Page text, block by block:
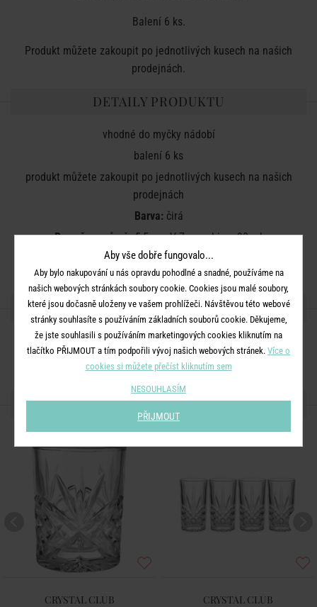
Balení 6 ks.
Produkt můžete zakoupit po jednotlivých kusech na našich
prodejnách.
DETAILY PRODUKTU
vhodné do myčky nádobí
balení 6 ks
produkt můžete zakoupit po jednotlivých kusech na našich
prodejnách
Barva:čirá
Rozměry:průměr 5,5 cm, V 7 cm, objem 90 ml
Materiál:sklo
SDÍLEJTE S PŘÁTELI
DALŠÍ PRODUKTY ZE SÉRIE
CRYSTAL CLUB
SET
CRYSTAL CLUB
Aby vše dobře fungovalo...
Aby bylo nakupování u nás opravdu pohodlné a snadné, používáme na
našich webových stránkách soubory cookie. Cookies jsou malé soubory,
které jsou dočasně uloženy ve vašem prohlížeči. Návštěvou této webové
stránky souhlasíte s používáním základních souborů cookie. Děkujeme,
že jste souhlasili s používáním marketingových cookies kliknutím na
tlačítko PŘIJMOUT a tím podpořili vývoj našich webových stránek. Více o
cookies si můžete přečíst kliknutím sem
NESOUHLASÍM
PŘIJMOUT